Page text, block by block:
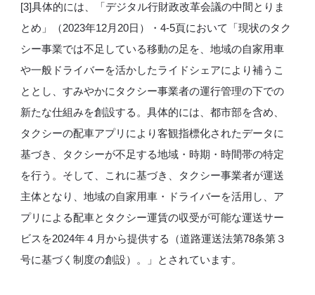
[3]具体的には、「デジタル行財政改革会議の中間とりま
とめ」（2023年12月20日）・4-5頁において「現状のタク
シー事業では不足している移動の足を、地域の自家用車
や一般ドライバーを活かしたライドシェアにより補うこ
ととし、すみやかにタクシー事業者の運行管理の下での
新たな仕組みを創設する。具体的には、都市部を含め、
タクシーの配車アプリにより客観指標化されたデータに
基づき、タクシーが不足する地域・時期・時間帯の特定
を行う。そして、これに基づき、タクシー事業者が運送
主体となり、地域の自家用車・ドライバーを活用し、ア
プリによる配車とタクシー運賃の収受が可能な運送サー
ビスを2024年４月から提供する（道路運送法第78条第３
号に基づく制度の創設）。」とされています。